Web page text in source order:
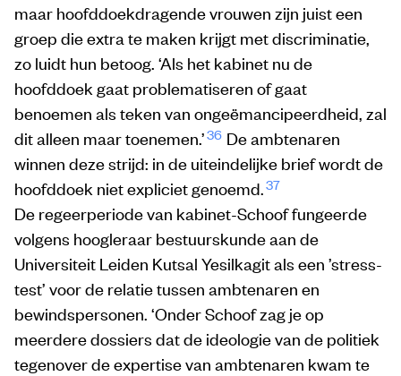
maar hoofddoekdragende vrouwen zijn juist een
groep die extra te maken krijgt met discriminatie,
zo luidt hun betoog. ‘Als het kabinet nu de
hoofddoek gaat problematiseren of gaat
benoemen als teken van ongeëmancipeerdheid, zal
dit alleen maar toenemen.’36 De ambtenaren
winnen deze strijd: in de uiteindelijke brief wordt de
hoofddoek niet expliciet genoemd.37
De regeerperiode van kabinet-Schoof fungeerde
volgens hoogleraar bestuurskunde aan de
Universiteit Leiden Kutsal Yesilkagit als een ’stress-
test’ voor de relatie tussen ambtenaren en
bewindspersonen. ‘Onder Schoof zag je op
meerdere dossiers dat de ideologie van de politiek
tegenover de expertise van ambtenaren kwam te